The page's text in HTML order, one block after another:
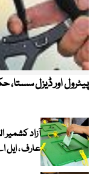
پیٹرول اور ڈیزل سستا،
عارف ، ایل اے 28 میں پیپلز پارٹی کے بازل